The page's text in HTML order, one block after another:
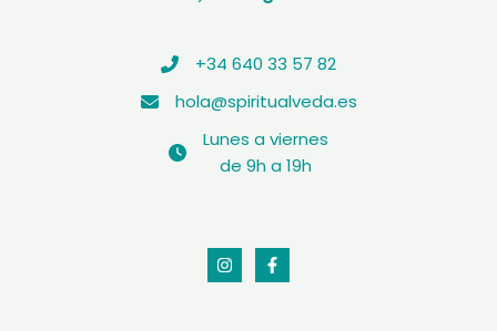
+34 640 33 57 82
hola@spiritualveda.es
Lunes a viernes
de 9h a 19h